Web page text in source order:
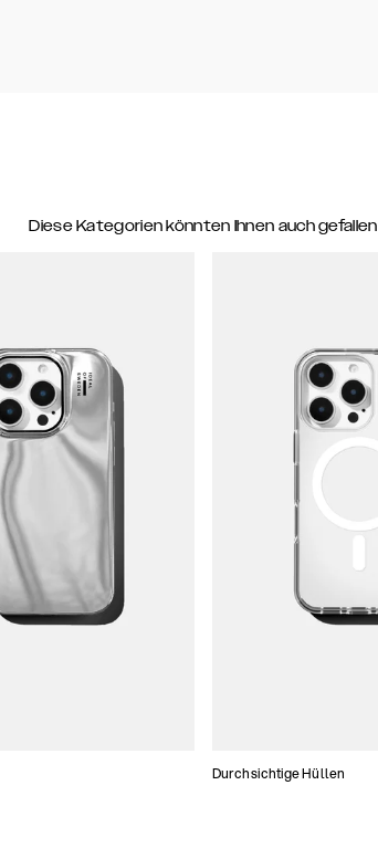
Diese Kategorien könnten Ihnen auch gefallen
Durchsichtige Hüllen